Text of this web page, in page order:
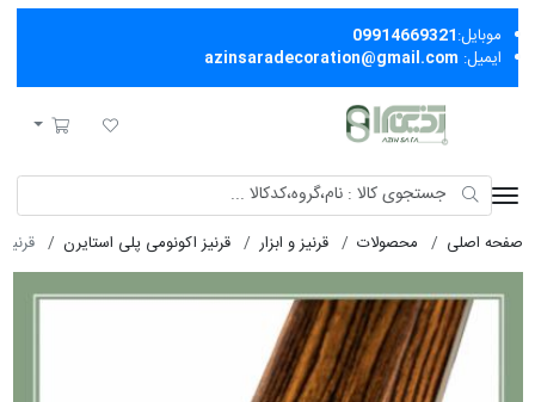
موبایل:09914669321
ایمیل: azinsaradecoration@gmail.com
لیست مورد علاقه
سبد خرید
صفحه اصلی محصولات قرنیز و ابزار قرنیز اکونومی پلی استایرن قرنیز